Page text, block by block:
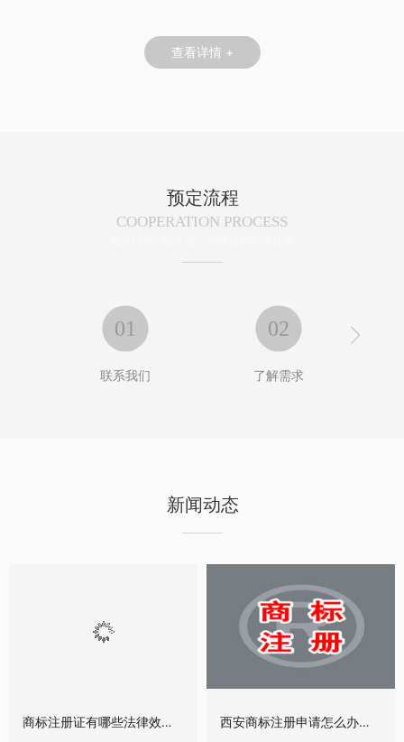
查看详情 +
预定流程
COOPERATION PROCESS
01
联系我们
02
了解需求

新闻动态
商标注册证有哪些法律效力？商标注册证怎么办理？ 西安商标注册申请怎么办理？商标注册需要注意什么？